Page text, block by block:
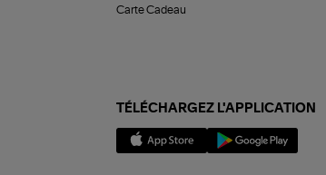
Carte Cadeau
TÉLÉCHARGEZ L'APPLICATION